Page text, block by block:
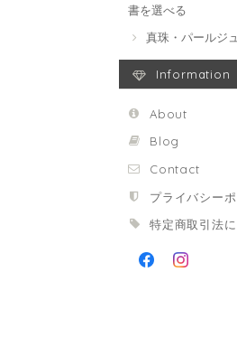
書を選べる
真珠・パールジ
Information
About
Blog
Contact
プライバシー
特定商取引法